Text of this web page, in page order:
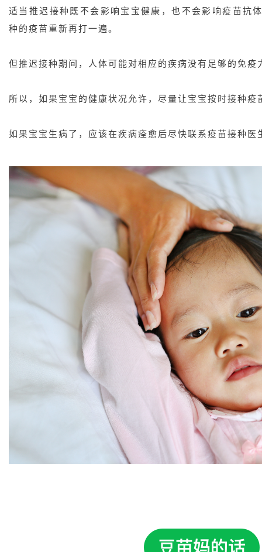
适当推迟接种既不会影响宝宝健康，也不会影响疫苗抗
种的疫苗重新再打一遍。
但推迟接种期间，人体可能对相应的疾病没有足够的免疫
所以，如果宝宝的健康状况允许，尽量让宝宝按时接种疫
如果宝宝生病了，应该在疾病痊愈后尽快联系疫苗接种医